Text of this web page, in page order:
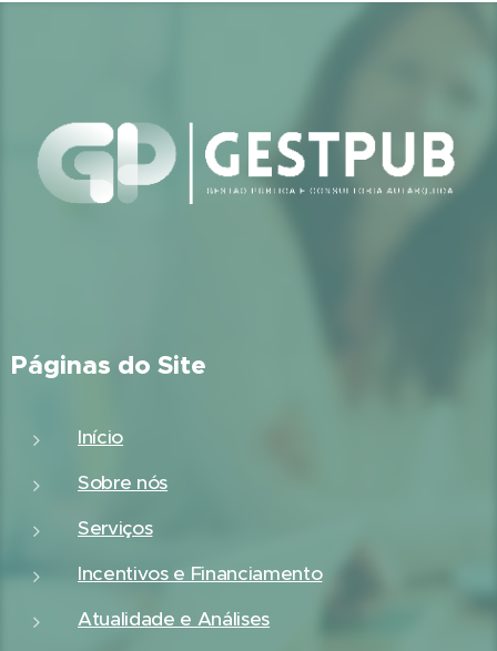
Páginas do Site
Início
Sobre nós
Serviços
Incentivos e Financiamento
Atualidade e Análises